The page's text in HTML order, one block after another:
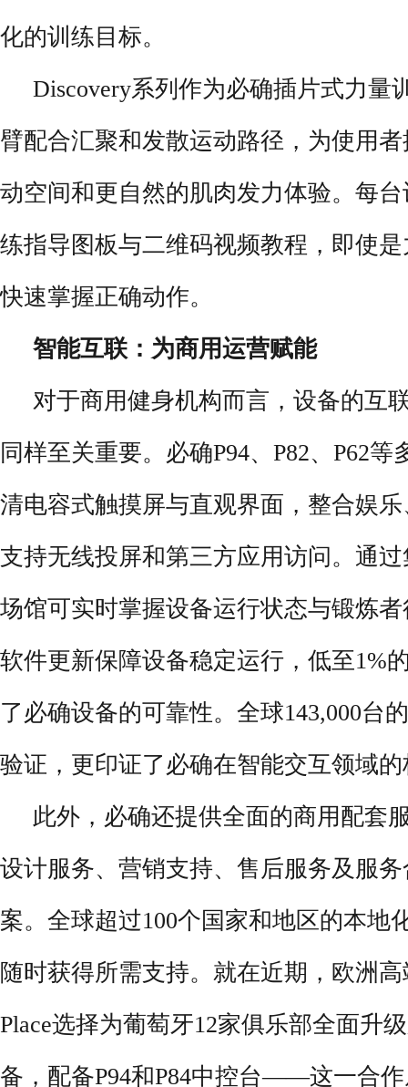
化的训练目标。
Discovery系列作为必确插片式力量
臂配合汇聚和发散运动路径，为使用
动空间和更自然的肌肉发力体验。每
练指导图板与二维码视频教程，即使
快速掌握正确动作。
智能互联：为商用运营赋能
对于商用健身机构而言，设备的互
同样至关重要。必确P94、P82、P62
清电容式触摸屏与直观界面，整合娱
支持无线投屏和第三方应用访问。通
场馆可实时掌握设备运行状态与锻炼
软件更新保障设备稳定运行，低至1%
了必确设备的可靠性。全球143,000台
验证，更印证了必确在智能交互领域
此外，必确还提供全面的商用配套
设计服务、营销支持、售后服务及服
案。全球超过100个国家和地区的本地
随时获得所需支持。就在近期，欧洲
Place选择为葡萄牙12家俱乐部全面升
备，配备P94和P84中控台——这一合